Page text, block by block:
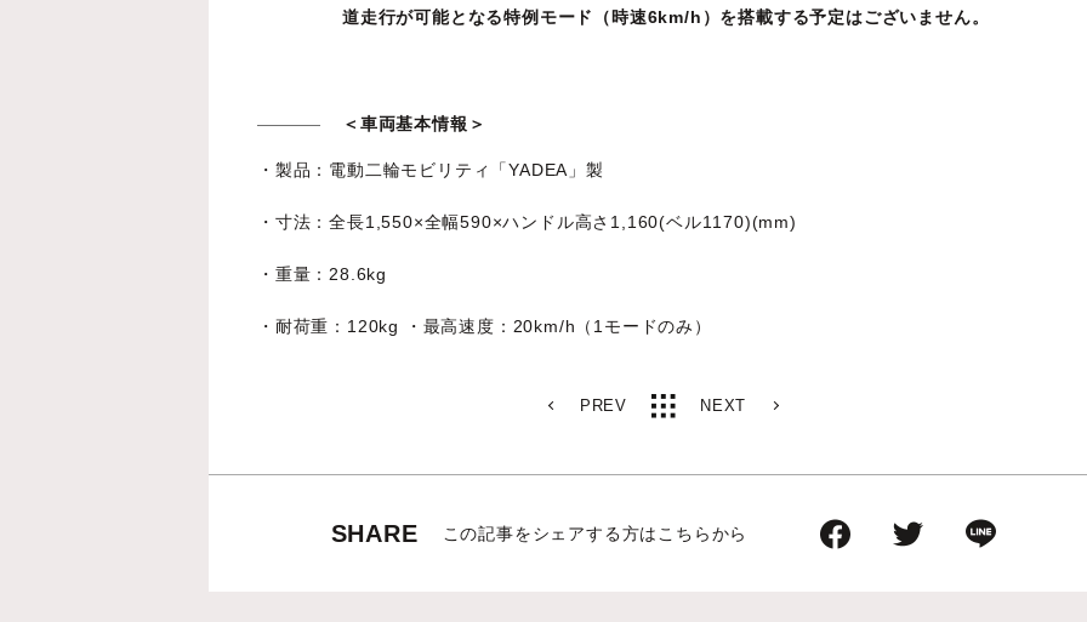
道走行が可能となる特例モード（時速6km/h）を搭載する予定はございません。
＜車両基本情報＞
・製品：電動二輪モビリティ「YADEA」製
・寸法：全長1,550×全幅590×ハンドル高さ1,160(ベル1170)(mm)
・重量：28.6kg
・耐荷重：120kg ・最高速度：20km/h（1モードのみ）
PREV NEXT
SHARE この記事をシェアする方はこちらから